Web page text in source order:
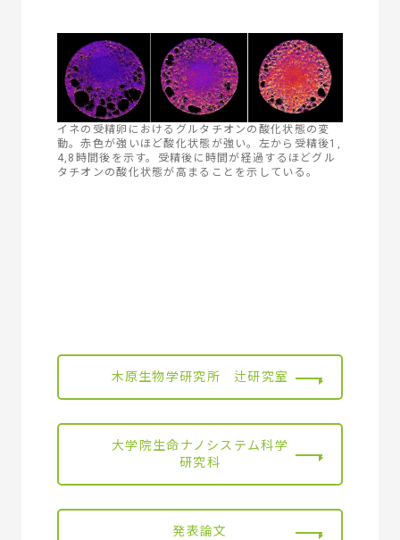
イネの受精卵におけるグルタチオンの酸化状態の変
動。赤色が強いほど酸化状態が強い。左から受精後1,
4,8時間後を示す。受精後に時間が経過するほどグル
タチオンの酸化状態が高まることを示している。
木原生物学研究所 辻研究室
大学院生命ナノシステム科学
研究科
発表論文